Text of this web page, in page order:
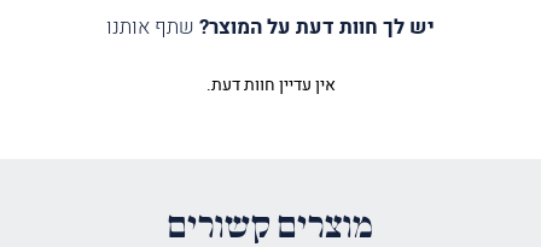
יש לך חוות דעת על המוצר? שתף אותנו
אין עדיין חוות דעת.
מוצרים קשורים